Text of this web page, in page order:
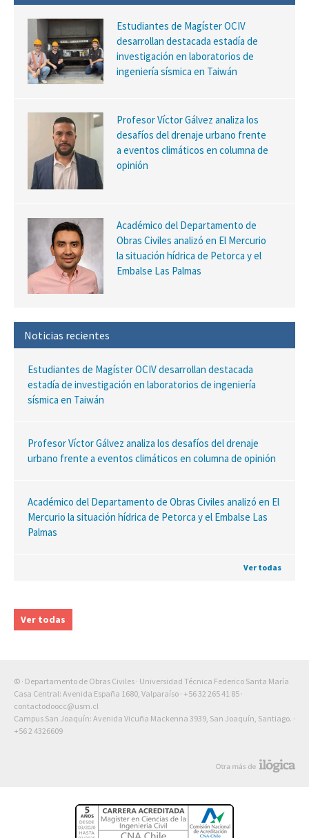
Estudiantes de Magíster OCIV
desarrollan destacada estadía de
investigación en laboratorios de
ingeniería sísmica en Taiwán
Profesor Víctor Gálvez analiza los
desafíos del drenaje urbano frente
a eventos climáticos en columna de
opinión
Académico del Departamento de
Obras Civiles analizó en El Mercurio
la situación hídrica de Petorca y el
Embalse Las Palmas
Noticias recientes
Estudiantes de Magíster OCIV desarrollan destacada
estadía de investigación en laboratorios de ingeniería
sísmica en Taiwán
Profesor Víctor Gálvez analiza los desafíos del drenaje
urbano frente a eventos climáticos en columna de opinión
Académico del Departamento de Obras Civiles analizó en El
Mercurio la situación hídrica de Petorca y el Embalse Las
Palmas
Ver todas
Ver todas
© · Departamento de Obras Civiles · Universidad Técnica Federico Santa María
Casa Central: Avenida España 1680, Valparaíso · +56 32 265 41 85 ·
contactodoocc@usm.cl
Campus San Joaquín: Avenida Vicuña Mackenna 3939, San Joaquín, Santiago. ·
+56 2 4326609